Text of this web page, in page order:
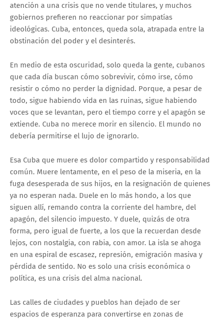
atención a una crisis que no vende titulares, y muchos
gobiernos prefieren no reaccionar por simpatías
ideológicas. Cuba, entonces, queda sola, atrapada entre la
obstinación del poder y el desinterés.
En medio de esta oscuridad, solo queda la gente, cubanos
que cada día buscan cómo sobrevivir, cómo irse, cómo
resistir o cómo no perder la dignidad. Porque, a pesar de
todo, sigue habiendo vida en las ruinas, sigue habiendo
voces que se levantan, pero el tiempo corre y el apagón se
extiende. Cuba no merece morir en silencio. El mundo no
debería permitirse el lujo de ignorarlo.
Esa Cuba que muere es dolor compartido y responsabilidad
común. Muere lentamente, en el peso de la miseria, en la
fuga desesperada de sus hijos, en la resignación de quienes
ya no esperan nada. Duele en lo más hondo, a los que
siguen allí, remando contra la corriente del hambre, del
apagón, del silencio impuesto. Y duele, quizás de otra
forma, pero igual de fuerte, a los que la recuerdan desde
lejos, con nostalgia, con rabia, con amor. La isla se ahoga
en una espiral de escasez, represión, emigración masiva y
pérdida de sentido. No es solo una crisis económica o
política, es una crisis del alma nacional.
Las calles de ciudades y pueblos han dejado de ser
espacios de esperanza para convertirse en zonas de